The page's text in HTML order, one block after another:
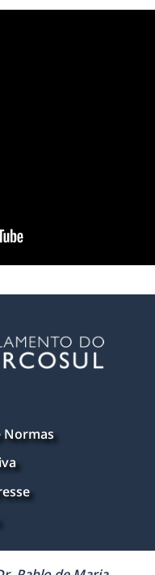
Normas